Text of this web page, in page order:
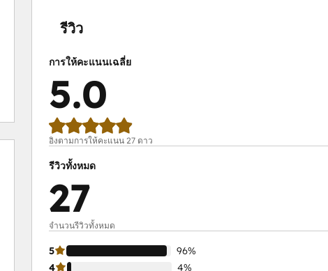
รีวิว
การให้คะแนนเฉลี่ย
5.0
อิงตามการให้คะแนน 27 ดาว
รีวิวทั้งหมด
27
จำนวนรีวิวทั้งหมด
5
96%
4
4%
4%
0%
0%
0%